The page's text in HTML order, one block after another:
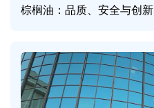
棕榈油：品质、安全与创新